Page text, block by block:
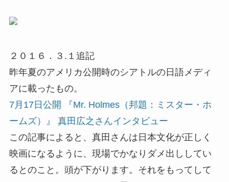
２０１６．３.１追記
昨年夏のアメリカ公開時のシアトルの日語メディ
アに載ったもの。
7月17日公開 『Mr. Holmes（邦題：ミスター・ホ
ームズ）』 真田広之さんインタビュー
この記事によると、真田さんは日本文化が正しく
映画になるように、現場でかなりダメ出ししてい
るとのこと。頭が下がります。それをもってして